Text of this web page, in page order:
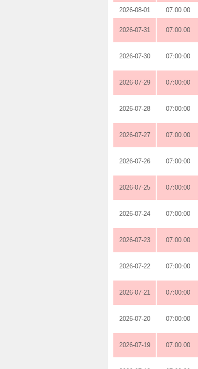
2026-08-01 07:00:00
2026-07-31 07:00:00
2026-07-30 07:00:00
2026-07-29 07:00:00
2026-07-28 07:00:00
2026-07-27 07:00:00
2026-07-26 07:00:00
2026-07-25 07:00:00
2026-07-24 07:00:00
2026-07-23 07:00:00
2026-07-22 07:00:00
2026-07-21 07:00:00
2026-07-20 07:00:00
2026-07-19 07:00:00